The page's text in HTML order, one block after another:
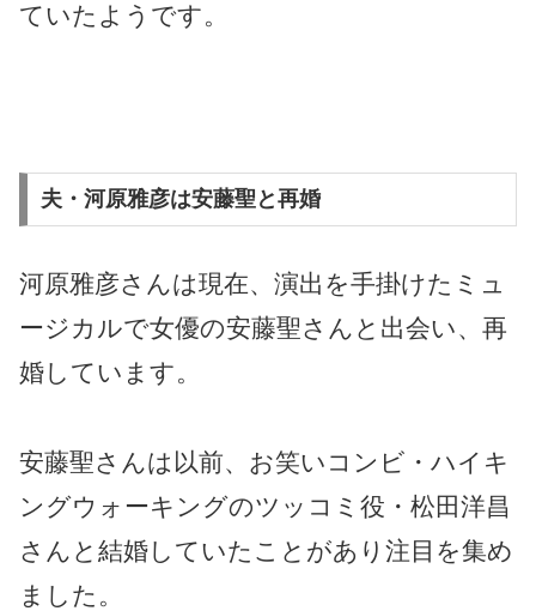
ていたようです。
夫・河原雅彦は安藤聖と再婚
河原雅彦さんは現在、演出を手掛けたミュ
ージカルで女優の安藤聖さんと出会い、再
婚しています。
安藤聖さんは以前、お笑いコンビ・ハイキ
ングウォーキングのツッコミ役・松田洋昌
さんと結婚していたことがあり注目を集め
ました。